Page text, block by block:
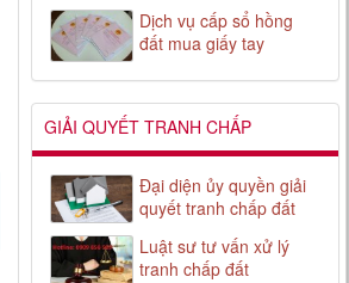
Dịch vụ cấp sổ hồng
đất mua giấy tay
GIẢI QUYẾT TRANH CHẤP
Đại diện ủy quyền giải
quyết tranh chấp đất
Luật sư tư vấn xử lý
tranh chấp đất